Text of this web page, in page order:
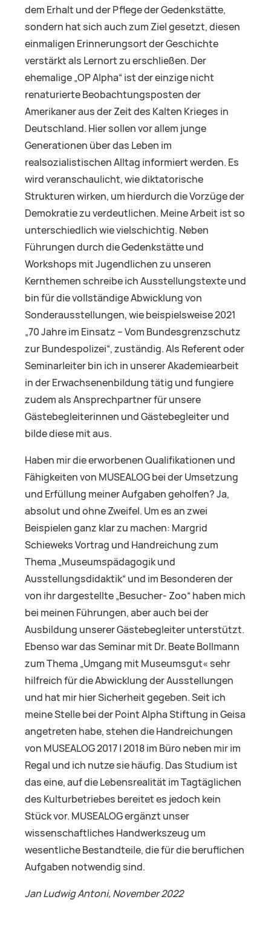
dem Erhalt und der Pflege der Gedenkstätte,
sondern hat sich auch zum Ziel gesetzt, diesen
einmaligen Erinnerungsort der Geschichte
verstärkt als Lernort zu erschließen. Der
ehemalige „OP Alpha“ ist der einzige nicht
renaturierte Beobachtungsposten der
Amerikaner aus der Zeit des Kalten Krieges in
Deutschland. Hier sollen vor allem junge
Generationen über das Leben im
realsozialistischen Alltag informiert werden. Es
wird veranschaulicht, wie diktatorische
Strukturen wirken, um hierdurch die Vorzüge der
Demokratie zu verdeutlichen. Meine Arbeit ist so
unterschiedlich wie vielschichtig. Neben
Führungen durch die Gedenkstätte und
Workshops mit Jugendlichen zu unseren
Kernthemen schreibe ich Ausstellungstexte und
bin für die vollständige Abwicklung von
Sonderausstellungen, wie beispielsweise 2021
„70 Jahre im Einsatz – Vom Bundesgrenzschutz
zur Bundespolizei“, zuständig. Als Referent oder
Seminarleiter bin ich in unserer Akademiearbeit
in der Erwachsenenbildung tätig und fungiere
zudem als Ansprechpartner für unsere
Gästebegleiterinnen und Gästebegleiter und
bilde diese mit aus.
Haben mir die erworbenen Qualifikationen und
Fähigkeiten von MUSEALOG bei der Umsetzung
und Erfüllung meiner Aufgaben geholfen? Ja,
absolut und ohne Zweifel. Um es an zwei
Beispielen ganz klar zu machen: Margrid
Schieweks Vortrag und Handreichung zum
Thema „Museumspädagogik und
Ausstellungsdidaktik“ und im Besonderen der
von ihr dargestellte „Besucher- Zoo“ haben mich
bei meinen Führungen, aber auch bei der
Ausbildung unserer Gästebegleiter unterstützt.
Ebenso war das Seminar mit Dr. Beate Bollmann
zum Thema „Umgang mit Museumsgut« sehr
hilfreich für die Abwicklung der Ausstellungen
und hat mir hier Sicherheit gegeben. Seit ich
meine Stelle bei der Point Alpha Stiftung in Geisa
angetreten habe, stehen die Handreichungen
von MUSEALOG 2017 | 2018 im Büro neben mir im
Regal und ich nutze sie häufig. Das Studium ist
das eine, auf die Lebensrealität im Tagtäglichen
des Kulturbetriebes bereitet es jedoch kein
Stück vor. MUSEALOG ergänzt unser
wissenschaftliches Handwerkszeug um
wesentliche Bestandteile, die für die beruflichen
Aufgaben notwendig sind.
Jan Ludwig Antoni, November 2022